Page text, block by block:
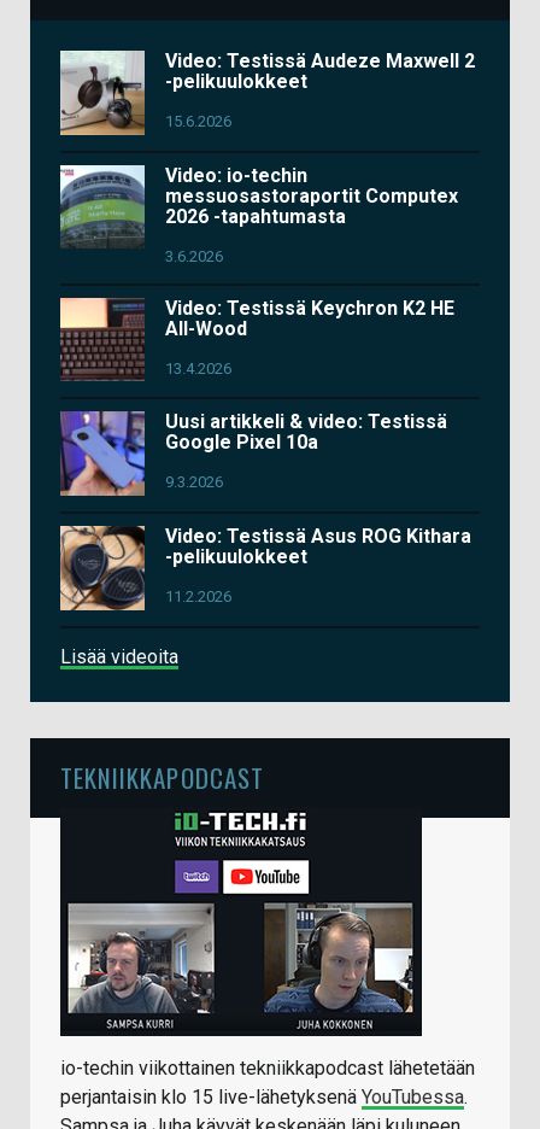
Video: Testissä Audeze Maxwell 2
-pelikuulokkeet
15.6.2026
Video: io-techin
messuosastoraportit Computex
2026 -tapahtumasta
3.6.2026
Video: Testissä Keychron K2 HE
All-Wood
13.4.2026
Uusi artikkeli & video: Testissä
Google Pixel 10a
9.3.2026
Video: Testissä Asus ROG Kithara
-pelikuulokkeet
11.2.2026
Lisää videoita
TEKNIIKKAPODCAST
io-techin viikottainen tekniikkapodcast lähetetään
perjantaisin klo 15 live-lähetyksenä YouTubessa.